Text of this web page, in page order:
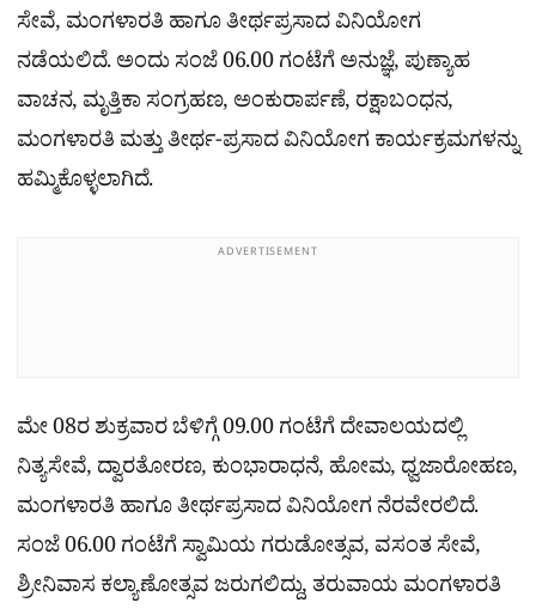
ಸೇವೆ, ಮಂಗಳಾರತಿ ಹಾಗೂ ತೀರ್ಥಪ್ರಸಾದ ವಿನಿಯೋಗ
ನಡೆಯಲಿದೆ. ಅಂದು ಸಂಜೆ 06.00 ಗಂಟೆಗೆ ಅನುಜ್ಞೆ, ಪುಣ್ಯಾಹ
ವಾಚನ, ಮೃತ್ತಿಕಾ ಸಂಗ್ರಹಣ, ಅಂಕುರಾರ್ಪಣೆ, ರಕ್ಷಾಬಂಧನ,
ಮಂಗಳಾರತಿ ಮತ್ತು ತೀರ್ಥ-ಪ್ರಸಾದ ವಿನಿಯೋಗ ಕಾರ್ಯಕ್ರಮಗಳನ್ನು
ಹಮ್ಮಿಕೊಳ್ಳಲಾಗಿದೆ.
ADVERTISEMENT
ಮೇ 08ರ ಶುಕ್ರವಾರ ಬೆಳಿಗ್ಗೆ 09.00 ಗಂಟೆಗೆ ದೇವಾಲಯದಲ್ಲಿ
ನಿತ್ಯಸೇವೆ, ದ್ವಾರತೋರಣ, ಕುಂಭಾರಾಧನೆ, ಹೋಮ, ಧ್ವಜಾರೋಹಣ,
ಮಂಗಳಾರತಿ ಹಾಗೂ ತೀರ್ಥಪ್ರಸಾದ ವಿನಿಯೋಗ ನೆರವೇರಲಿದೆ.
ಸಂಜೆ 06.00 ಗಂಟೆಗೆ ಸ್ವಾಮಿಯ ಗರುಡೋತ್ಸವ, ವಸಂತ ಸೇವೆ,
ಶ್ರೀನಿವಾಸ ಕಲ್ಯಾಣೋತ್ಸವ ಜರುಗಲಿದ್ದು, ತರುವಾಯ ಮಂಗಳಾರತಿ